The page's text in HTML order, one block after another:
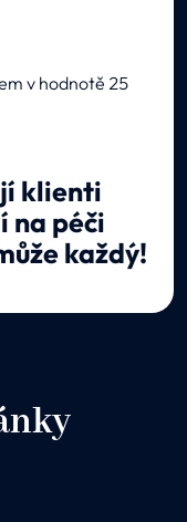
v hodnotě 25
klienti
na péči
každý!